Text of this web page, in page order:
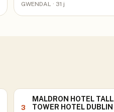
GWENDAL · 31 j
3
MALDRON HOTEL
TOWER HOTEL DUBLIN